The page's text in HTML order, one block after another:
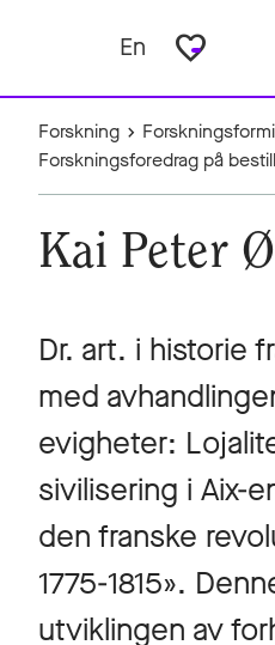
En favorite_border
Forskning
Forskningsforedrag på
Kai Peter
Dr. art. i historie
med
evigheter:
sivilisering i Aix-
den franske
1775-1815».
utviklingen av